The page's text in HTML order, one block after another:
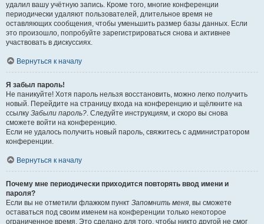
удалил вашу учётную запись. Кроме того, многие конференции
периодически удаляют пользователей, длительное время не
оставляющих сообщения, чтобы уменьшить размер базы данных. Если
это произошло, попробуйте зарегистрироваться снова и активнее
участвовать в дискуссиях.
Вернуться к началу
Я забыл пароль!
Не паникуйте! Хотя пароль нельзя восстановить, можно легко получить
новый. Перейдите на страницу входа на конференцию и щёлкните на
ссылку Забыли пароль?. Следуйте инструкциям, и скоро вы снова
сможете войти на конференцию.
Если не удалось получить новый пароль, свяжитесь с администратором
конференции.
Вернуться к началу
Почему мне периодически приходится повторять ввод имени и
пароля?
Если вы не отметили флажком пункт Запомнить меня, вы сможете
оставаться под своим именем на конференции только некоторое
ограниченное время. Это сделано для того, чтобы никто другой не смог